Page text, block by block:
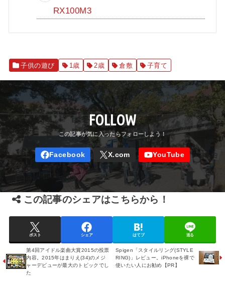
RX100M3
子供の遊び 1歳 2歳 倉敷 子育て
FOLLOW
この記事のシェアはこちらから！
ポスト シェア はてブ 送る
第4回アイドル楽曲大賞2015の投票
内容。2015年はまりえ(34)のメジ
ャーデビューが最大のトピックでし
た
Spigen「スタイルリング(STYLE
RING)」レビュー。iPhoneを裸で
使いたい人にお勧め【PR】